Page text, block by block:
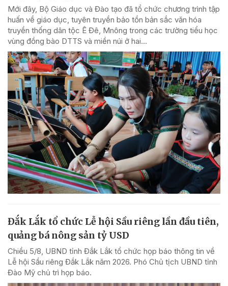
Mới đây, Bộ Giáo dục và Đào tạo đã tổ chức chương trình tập
huấn về giáo dục, tuyên truyền bảo tồn bản sắc văn hóa
truyền thống dân tộc Ê Đê, Mnông trong các trường tiểu học
vùng đồng bào DTTS và miền núi ở hai...
Đắk Lắk tổ chức Lễ hội Sầu riêng lần đầu tiên,
quảng bá nông sản tỷ USD
Chiều 5/8, UBND tỉnh Đắk Lắk tổ chức họp báo thông tin về
Lễ hội Sầu riêng Đắk Lắk năm 2026. Phó Chủ tịch UBND tỉnh
Đào Mỹ chủ trì họp báo.